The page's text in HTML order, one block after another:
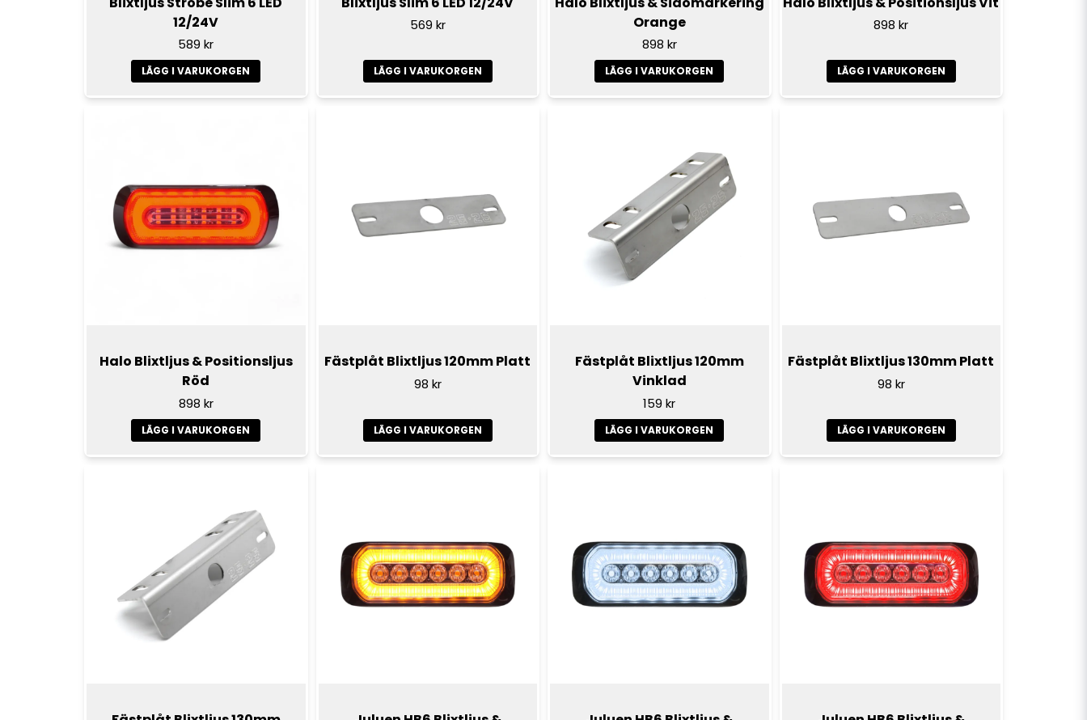
12/24V
589 kr
LÄGG I VARUKORGEN
569 kr
LÄGG I VARUKORGEN
Orange
898 kr
LÄGG I VARUKORGEN
898 kr
LÄGG I VARUKORGEN
Halo Blixtljus & Positionsljus
Röd
898 kr
LÄGG I VARUKORGEN
Fästplåt Blixtljus 120mm Platt
98 kr
LÄGG I VARUKORGEN
Fästplåt Blixtljus 120mm
Vinklad
159 kr
LÄGG I VARUKORGEN
Fästplåt Blixtljus 130mm Platt
98 kr
LÄGG I VARUKORGEN